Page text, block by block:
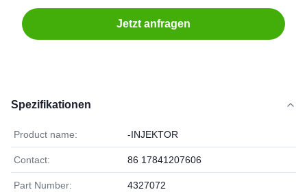
Jetzt anfragen
Spezifikationen
Product name: -INJEKTOR
Contact: 86 17841207606
Part Number: 4327072